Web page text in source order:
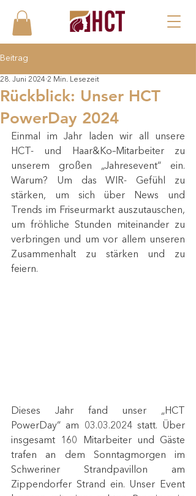
Beitrag
Rückblick: Unser HCT
PowerDay 2024
28. Juni 2024 2 Min. Lesezeit
Einmal im Jahr laden wir all unsere
HCT- und Haar&Ko–Mitarbeiter zu
unserem großen „Jahresevent“ ein.
Warum? Um das WIR- Gefühl zu
stärken, um sich über News und
Trends im Friseurmarkt auszutauschen,
um fröhliche Stunden miteinander zu
verbringen und um vor allem unseren
Zusammenhalt zu stärken und zu
feiern.
Dieses Jahr fand unser „HCT
PowerDay“ am 03.03.2024 statt. Über
insgesamt 160 Mitarbeiter und Gäste
trafen an dem Sonntagmorgen im
Schweriner Strandpavillon am
Zippendorfer Strand ein. Unser Event